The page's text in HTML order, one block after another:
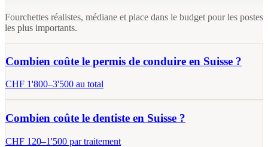
Fourchettes réalistes, médiane et place dans le budget pour les postes
les plus importants.
Combien coûte le permis de conduire en Suisse ?
CHF 1'800–3'500 au total
Combien coûte le dentiste en Suisse ?
CHF 120–1'500 par traitement